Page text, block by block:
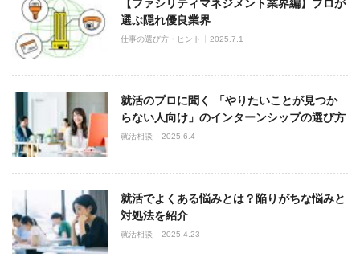
【ファシリティマネジメント業界編】プロが
選ぶ隠れ優良業界
仕事の選び方・ヒント 2025.7.1
就活のプロに聞く 「やりたいことが見つか
らない人向け」のインターンシップの選び方
就活相談 2025.6.4
就活でよくある悩みとは？陥りがちな悩みと
対処法を紹介
就活相談 2025.4.23